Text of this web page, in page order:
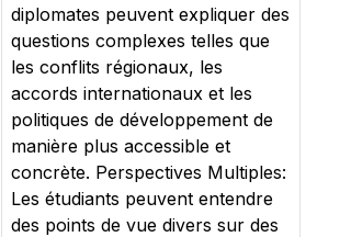
diplomates peuvent expliquer des
questions complexes telles que
les conflits régionaux, les
accords internationaux et les
politiques de développement de
manière plus accessible et
concrète. Perspectives Multiples:
Les étudiants peuvent entendre
des points de vue divers sur des